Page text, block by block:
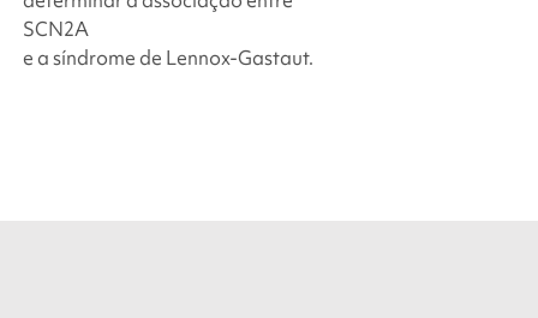
SCN2A
e a síndrome de Lennox-Gastaut.